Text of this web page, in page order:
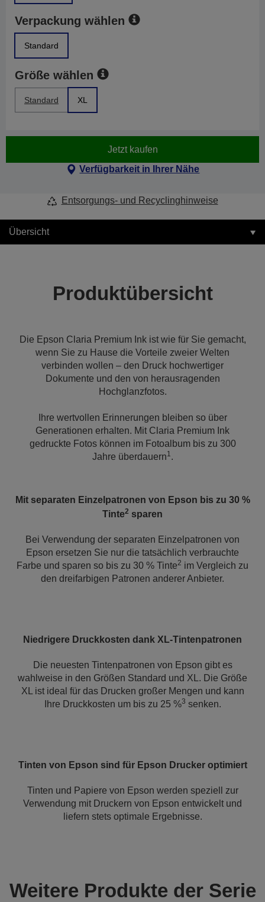
Verpackung wählen
Standard
Größe wählen
Standard XL
Jetzt kaufen
Verfügbarkeit in Ihrer Nähe
Entsorgungs- und Recyclinghinweise
Übersicht
Produktübersicht
Die Epson Claria Premium Ink ist wie für Sie gemacht,
wenn Sie zu Hause die Vorteile zweier Welten
verbinden wollen – den Druck hochwertiger
Dokumente und den von herausragenden
Hochglanzfotos.
Ihre wertvollen Erinnerungen bleiben so über
Generationen erhalten. Mit Claria Premium Ink
gedruckte Fotos können im Fotoalbum bis zu 300
Jahre überdauern1.
Mit separaten Einzelpatronen von Epson bis zu 30 %
Tinte2 sparen
Bei Verwendung der separaten Einzelpatronen von
Epson ersetzen Sie nur die tatsächlich verbrauchte
Farbe und sparen so bis zu 30 % Tinte2 im Vergleich zu
den dreifarbigen Patronen anderer Anbieter.
Niedrigere Druckkosten dank XL-Tintenpatronen
Die neuesten Tintenpatronen von Epson gibt es
wahlweise in den Größen Standard und XL. Die Größe
XL ist ideal für das Drucken großer Mengen und kann
Ihre Druckkosten um bis zu 25 %3 senken.
Tinten von Epson sind für Epson Drucker optimiert
Tinten und Papiere von Epson werden speziell zur
Verwendung mit Druckern von Epson entwickelt und
liefern stets optimale Ergebnisse.
Weitere Produkte der Serie